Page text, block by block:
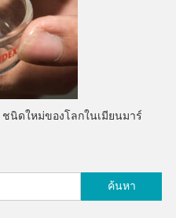
ชนิดใหม่ของโลกในเมียนมาร์
สำหรับ: